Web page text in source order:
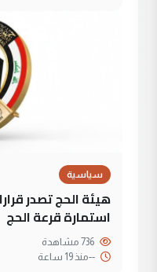
سياسية
هيئة الحج تصدر
استمارة قرعة الحج
--منذ 19 ساعة